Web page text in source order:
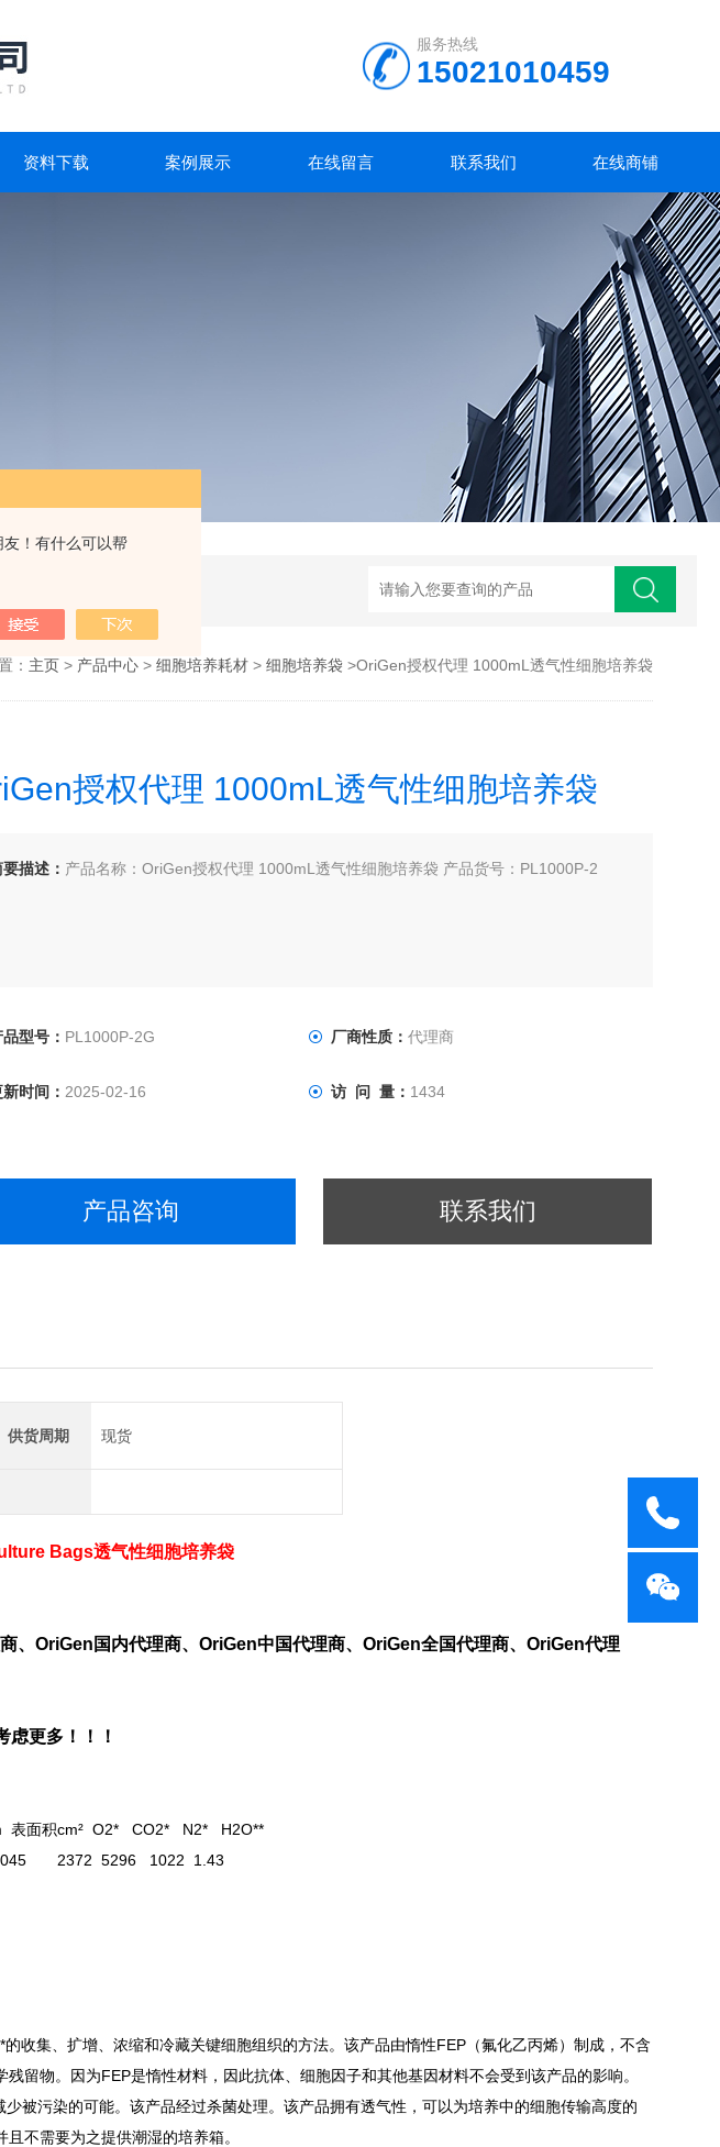
！有什么可以帮
服务热线
15021010459
资料下载 案例展示 在线留言 联系我们 在线商铺
： 主页> 产品中心> 细胞培养耗材> 细胞培养袋>OriGen授权代理 1000mL透气性细胞培养袋
授权代理 1000mL透气性细胞培养袋
描述： 产品名称：OriGen授权代理 1000mL透气性细胞培养袋 产品货号：PL1000P-2
品型号： PL1000P-2G 厂商性质：代理商
时间： 2025-02-16 访 问 量： 1434
产品咨询 联系我们
供货周期 现货
Bags透气性细胞培养袋
、OriGen 国内代理商、OriGen中国代理商、OriGen全国代理商、OriGen代理
更多！！！
面积cm² O2* CO2* N2* H2O**
2372 5296 1022 1.43
收集、扩增、浓缩和冷藏关键细胞组织的方法。该产品由惰性FEP（氟化乙丙烯）制成，不含
留物。因为FEP是惰性材料，因此抗体、细胞因子和其他基因材料不会受到该产品的影响。
被污染的可能。该产品经过杀菌处理。该产品拥有透气性，可以为培养中的细胞传输高度的
不需要为之提供潮湿的培养箱。